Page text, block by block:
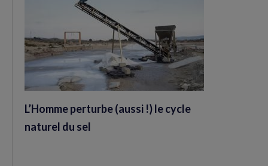
L’Homme perturbe (aussi !) le cycle
naturel du sel